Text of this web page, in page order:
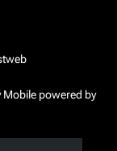
Mobile powered by